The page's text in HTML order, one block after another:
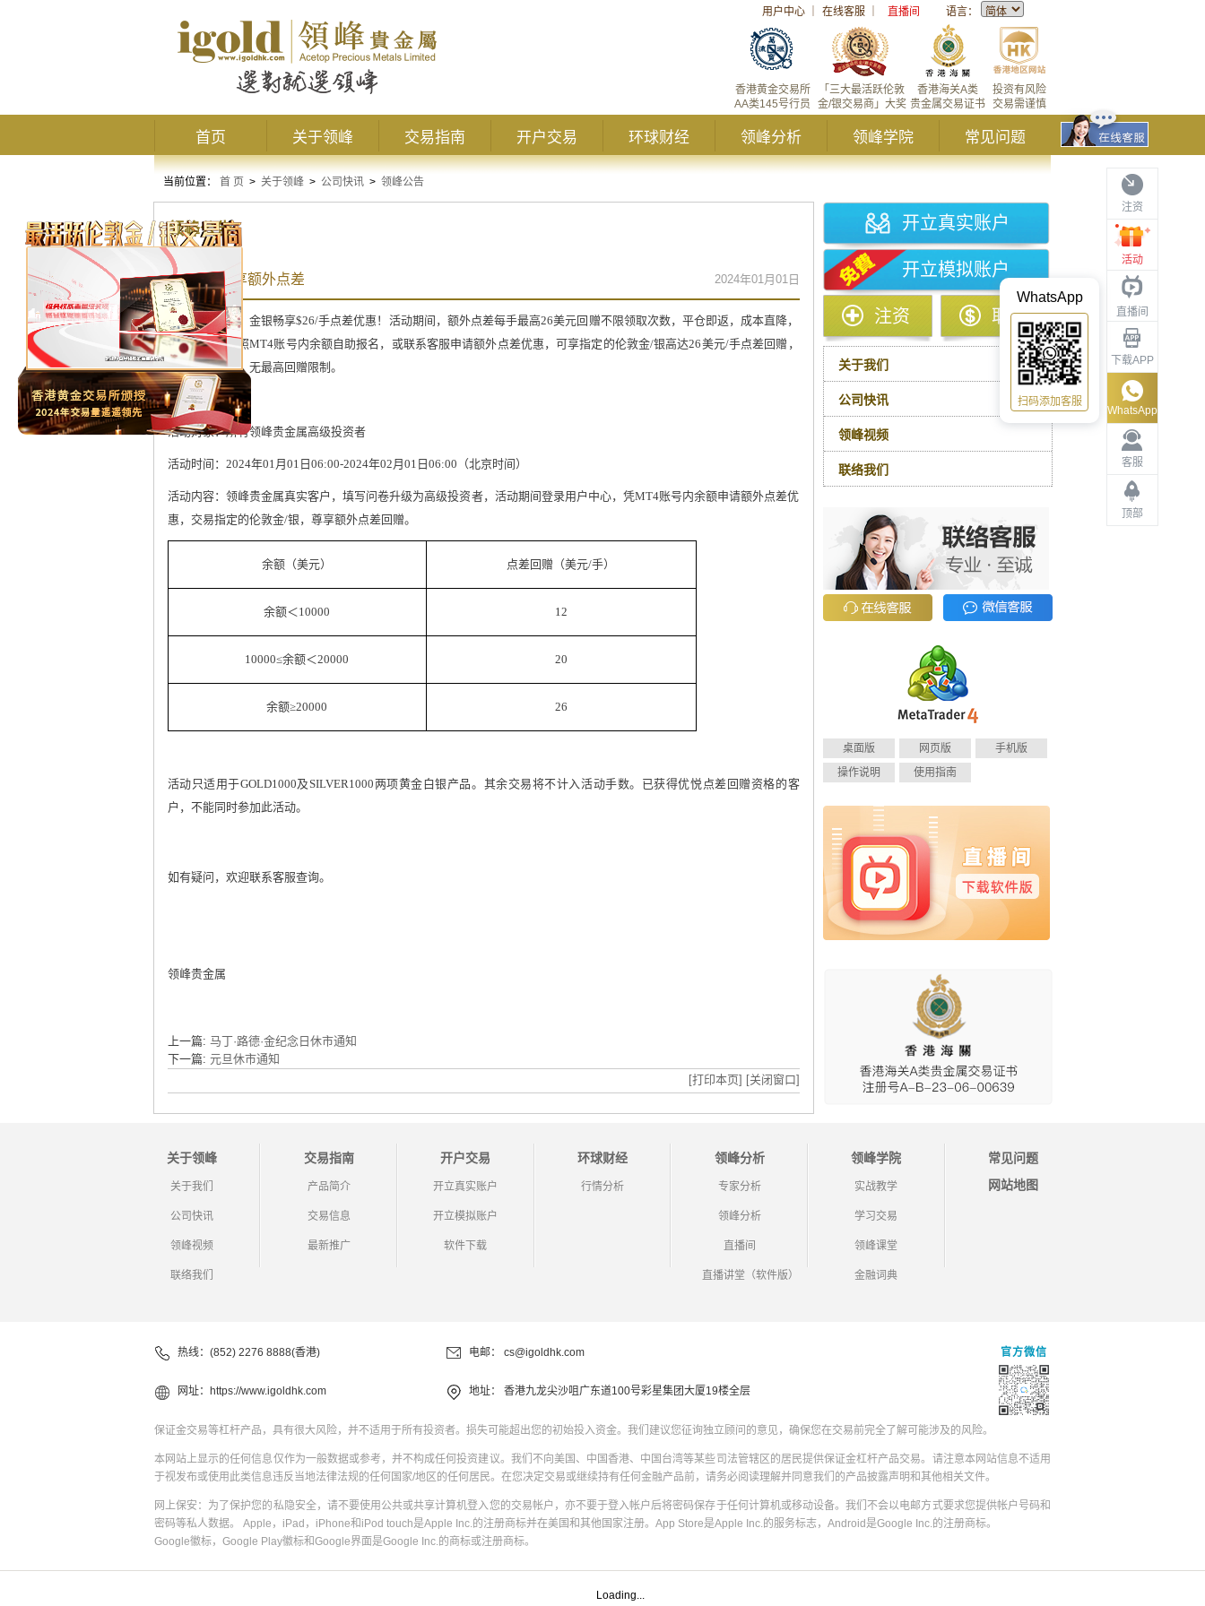
用户中心 在线客服 直播间 语言：
投资有风险
交易需谨慎
香港海关A类
贵金属交易证书
「三大最活跃伦敦
金/银交易商」大奖
香港黄金交易所
AA类145号行员
首页 关于领峰 交易指南 开户交易 环球财经 领峰分析 领峰学院 常见问题
注资
活动
直播间
下载APP
客服
顶部
WhatsApp
WhatsApp
扫码添加客服
当前位置： 首 页 > 关于领峰 > 公司快讯 > 领峰公告
领峰公告
1月注资尊享额外点差 2024年01月01日
新年限定好礼，金银畅享$26/手点差优惠！活动期间，额外点差每手最高26美元回赠不限领取次数，平仓即返，成本直降，
高级投资者依照MT4账号内余额自助报名，或联系客服申请额外点差优惠，可享指定的伦敦金/银高达26美元/手点差回赠，
直至活动结束，无最高回赠限制。
活动对象：所有领峰贵金属高级投资者
活动时间：2024年01月01日06:00-2024年02月01日06:00（北京时间）
活动内容：领峰贵金属真实客户，填写问卷升级为高级投资者，活动期间登录用户中心，凭MT4账号内余额申请额外点差优
惠，交易指定的伦敦金/银，尊享额外点差回赠。
余额（美元） 点差回赠（美元/手）
余额＜10000 12
10000≤余额＜20000 20
余额≥20000 26
活动只适用于GOLD1000及SILVER1000两项黄金白银产品。其余交易将不计入活动手数。已获得优悦点差回赠资格的客
户，不能同时参加此活动。
如有疑问，欢迎联系客服查询。
领峰贵金属
上一篇: 马丁·路德·金纪念日休市通知
下一篇: 元旦休市通知
[打印本页] [关闭窗口]
开立真实账户
开立模拟账户
注资 取款
关于我们
公司快讯
领峰视频
联络我们
桌面版 网页版
手机版
操作说明
使用指南
关于领峰
关于我们
公司快讯
领峰视频
联络我们
交易指南
产品简介
交易信息
最新推广
开户交易
开立真实账户
开立模拟账户
软件下载
环球财经
行情分析
领峰分析
专家分析
领峰分析
直播间
直播讲堂（软件版）
领峰学院
实战教学
学习交易
领峰课堂
金融词典
常见问题
网站地图
热线：(852) 2276 8888(香港) 电邮： cs@igoldhk.com
网址： https://www.igoldhk.com 地址： 香港九龙尖沙咀广东道100号彩星集团大厦19楼全层
官方微信
保证金交易等杠杆产品，具有很大风险，并不适用于所有投资者。损失可能超出您的初始投入资金。我们建议您征询独立顾问的意见，确保您在交易前完全了解可能涉及的风险。
本网站上显示的任何信息仅作为一般数据或参考，并不构成任何投资建议。我们不向美国、中国香港、中国台湾等某些司法管辖区的居民提供保证金杠杆产品交易。请注意本网站信息不适用
于视发布或使用此类信息违反当地法律法规的任何国家/地区的任何居民。在您决定交易或继续持有任何金融产品前，请务必阅读理解并同意我们的产品披露声明和其他相关文件。
网上保安：为了保护您的私隐安全，请不要使用公共或共享计算机登入您的交易帐户，亦不要于登入帐户后将密码保存于任何计算机或移动设备。我们不会以电邮方式要求您提供帐户号码和
密码等私人数据。 Apple，iPad，iPhone和iPod touch是Apple Inc.的注册商标并在美国和其他国家注册。App Store是Apple Inc.的服务标志，Android是Google Inc.的注册商标。
Google徽标，Google Play徽标和Google界面是Google Inc.的商标或注册商标。
Loading...